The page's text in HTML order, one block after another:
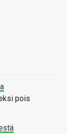
pois